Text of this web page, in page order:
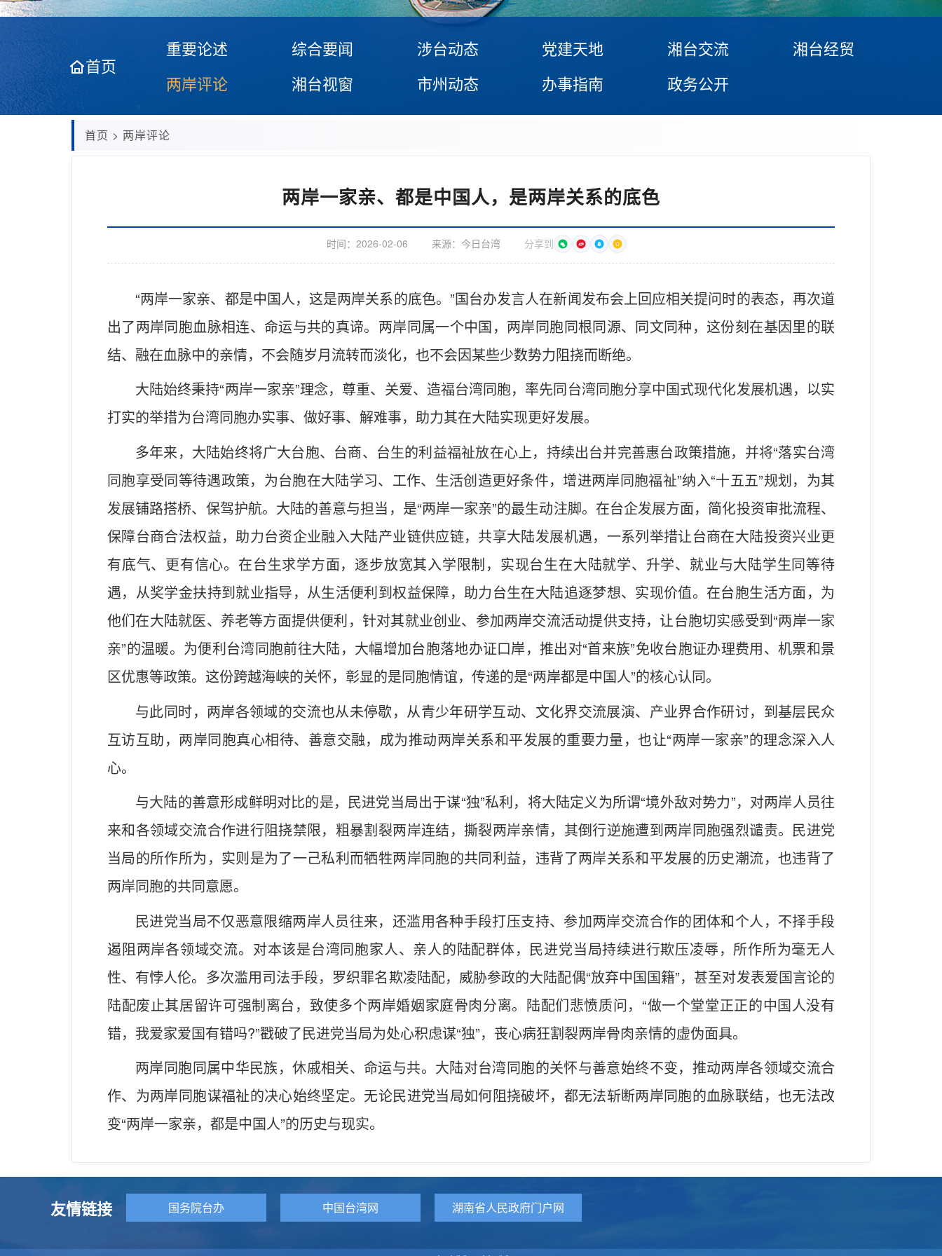
首页
重要论述 综合要闻 涉台动态 党建天地 湘台交流
湘台经贸
两岸评论
湘台视窗 市州动态 办事指南 政务公开
首页 > 两岸评论
两岸一家亲、都是中国人，是两岸关系的底色
时间： 2026-02-06 来源： 今日台湾 分享到
“两岸一家亲、都是中国人，这是两岸关系的底色。”国台办发言人在新闻发布会上回应相关提问时的表态，再次道
出了两岸同胞血脉相连、命运与共的真谛。两岸同属一个中国，两岸同胞同根同源、同文同种，这份刻在基因里的联
结、融在血脉中的亲情，不会随岁月流转而淡化，也不会因某些少数势力阻挠而断绝。
大陆始终秉持“两岸一家亲”理念，尊重、关爱、造福台湾同胞，率先同台湾同胞分享中国式现代化发展机遇，以实
打实的举措为台湾同胞办实事、做好事、解难事，助力其在大陆实现更好发展。
多年来，大陆始终将广大台胞、台商、台生的利益福祉放在心上，持续出台并完善惠台政策措施，并将“落实台湾
同胞享受同等待遇政策，为台胞在大陆学习、工作、生活创造更好条件，增进两岸同胞福祉”纳入“十五五”规划，为其
发展铺路搭桥、保驾护航。大陆的善意与担当，是“两岸一家亲”的最生动注脚。在台企发展方面，简化投资审批流程、
保障台商合法权益，助力台资企业融入大陆产业链供应链，共享大陆发展机遇，一系列举措让台商在大陆投资兴业更
有底气、更有信心。在台生求学方面，逐步放宽其入学限制，实现台生在大陆就学、升学、就业与大陆学生同等待
遇，从奖学金扶持到就业指导，从生活便利到权益保障，助力台生在大陆追逐梦想、实现价值。在台胞生活方面，为
他们在大陆就医、养老等方面提供便利，针对其就业创业、参加两岸交流活动提供支持，让台胞切实感受到“两岸一家
亲”的温暖。为便利台湾同胞前往大陆，大幅增加台胞落地办证口岸，推出对“首来族”免收台胞证办理费用、机票和景
区优惠等政策。这份跨越海峡的关怀，彰显的是同胞情谊，传递的是“两岸都是中国人”的核心认同。
与此同时，两岸各领域的交流也从未停歇，从青少年研学互动、文化界交流展演、产业界合作研讨，到基层民众
互访互助，两岸同胞真心相待、善意交融，成为推动两岸关系和平发展的重要力量，也让“两岸一家亲”的理念深入人
心。
与大陆的善意形成鲜明对比的是，民进党当局出于谋“独”私利，将大陆定义为所谓“境外敌对势力”，对两岸人员往
来和各领域交流合作进行阻挠禁限，粗暴割裂两岸连结，撕裂两岸亲情，其倒行逆施遭到两岸同胞强烈谴责。民进党
当局的所作所为，实则是为了一己私利而牺牲两岸同胞的共同利益，违背了两岸关系和平发展的历史潮流，也违背了
两岸同胞的共同意愿。
民进党当局不仅恶意限缩两岸人员往来，还滥用各种手段打压支持、参加两岸交流合作的团体和个人，不择手段
遏阻两岸各领域交流。对本该是台湾同胞家人、亲人的陆配群体，民进党当局持续进行欺压凌辱，所作所为毫无人
性、有悖人伦。多次滥用司法手段，罗织罪名欺凌陆配，威胁参政的大陆配偶“放弃中国国籍”，甚至对发表爱国言论的
陆配废止其居留许可强制离台，致使多个两岸婚姻家庭骨肉分离。陆配们悲愤质问，“做一个堂堂正正的中国人没有
错，我爱家爱国有错吗?”戳破了民进党当局为处心积虑谋“独”，丧心病狂割裂两岸骨肉亲情的虚伪面具。
两岸同胞同属中华民族，休戚相关、命运与共。大陆对台湾同胞的关怀与善意始终不变，推动两岸各领域交流合
作、为两岸同胞谋福祉的决心始终坚定。无论民进党当局如何阻挠破坏，都无法斩断两岸同胞的血脉联结，也无法改
变“两岸一家亲，都是中国人”的历史与现实。
友情链接 国务院台办 中国台湾网 湖南省人民政府门户网